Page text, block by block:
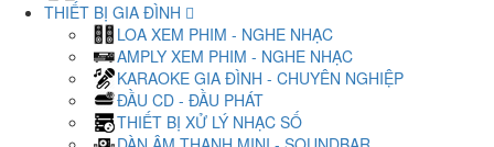
THIẾT BỊ GIA ĐÌNH
LOA XEM PHIM - NGHE NHẠC
AMPLY XEM PHIM - NGHE NHẠC
KARAOKE GIA ĐÌNH - CHUYÊN NGHIỆP
ĐẦU CD - ĐẦU PHÁT
THIẾT BỊ XỬ LÝ NHẠC SỐ